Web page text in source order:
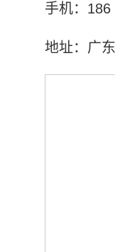
手机：
地址：广